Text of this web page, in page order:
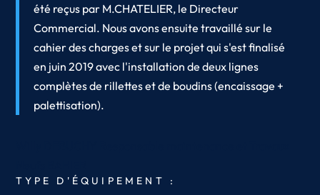
été reçus par M.CHATELIER, le Directeur
Commercial. Nous avons ensuite travaillé sur le
cahier des charges et sur le projet qui s'est finalisé
en juin 2019 avec l'installation de deux lignes
complètes de rillettes et de boudins (encaissage +
palettisation).
TYPE D'ÉQUIPEMENT :